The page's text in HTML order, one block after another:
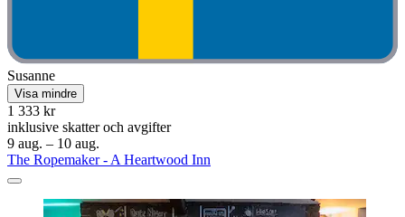
Susanne
Visa mindre
1 333 kr
inklusive skatter och avgifter
9 aug. – 10 aug.
The Ropemaker - A Heartwood Inn